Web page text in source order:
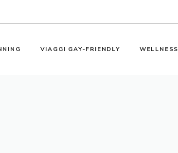
VIAGGI GAY-FRIENDLY WELLNESS